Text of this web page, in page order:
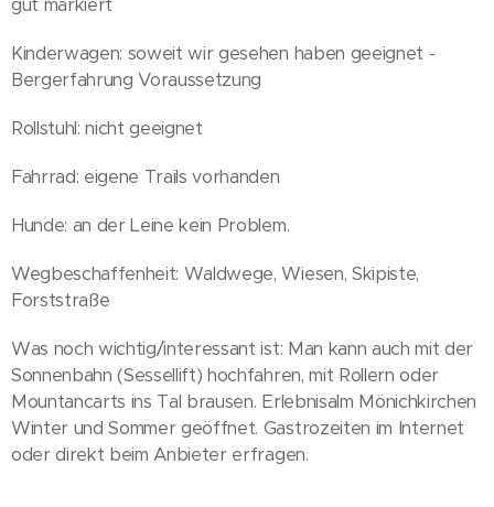
gut markiert
Kinderwagen: soweit wir gesehen haben geeignet -
Bergerfahrung Voraussetzung
Rollstuhl: nicht geeignet
Fahrrad: eigene Trails vorhanden
Hunde: an der Leine kein Problem.
Wegbeschaffenheit: Waldwege, Wiesen, Skipiste,
Forststraße
Was noch wichtig/interessant ist: Man kann auch mit der
Sonnenbahn (Sessellift) hochfahren, mit Rollern oder
Mountancarts ins Tal brausen. Erlebnisalm Mönichkirchen
Winter und Sommer geöffnet. Gastrozeiten im Internet
oder direkt beim Anbieter erfragen.